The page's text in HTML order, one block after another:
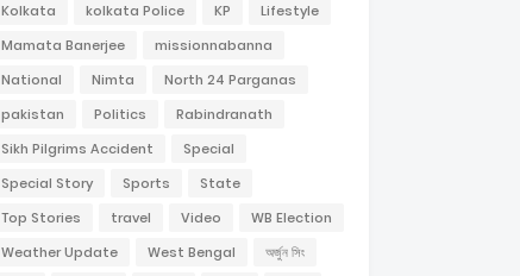
Kolkata
kolkata Police KP
Lifestyle
Mamata Banerjee
missionnabanna
National
Nimta
North 24 Parganas
pakistan
Politics
Rabindranath
Sikh Pilgrims Accident
Special
Special Story
Sports
State
Top Stories
travel Video
WB Election
Weather Update
West Bengal
অর্জুন সিং